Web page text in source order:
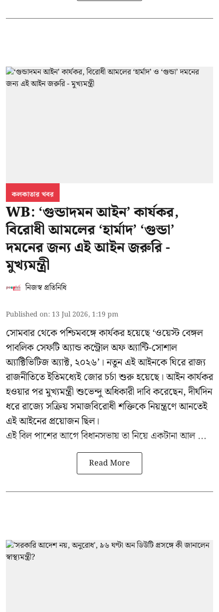
কলকাতার খবর
WB: ‘গুন্ডাদমন আইন’ কার্যকর,
বিরোধী আমলের ‘হার্মাদ’ ‘গুন্ডা’
দমনের জন্য এই আইন জরুরি -
মুখ্যমন্ত্রী
নিজস্ব প্রতিনিধি
Published on: 13 Jul 2026, 1:19 pm
সোমবার থেকে পশ্চিমবঙ্গে কার্যকর হয়েছে ‘ওয়েস্ট বেঙ্গল
পাবলিক সেফটি অ্যান্ড কন্ট্রোল অফ অ্যান্টি-সোশাল
অ্যাক্টিভিটিজ অ্যাক্ট, ২০২৬’। নতুন এই আইনকে ঘিরে রাজ্য
রাজনীতিতে ইতিমধ্যেই জোর চর্চা শুরু হয়েছে। আইন কার্যকর
হওয়ার পর মুখ্যমন্ত্রী শুভেন্দু অধিকারী দাবি করেছেন, দীর্ঘদিন
ধরে রাজ্যে সক্রিয় সমাজবিরোধী শক্তিকে নিয়ন্ত্রণে আনতেই
এই আইনের প্রয়োজন ছিল।
এই বিল পাশের আগে বিধানসভায় তা নিয়ে একটানা আল ...
Read More